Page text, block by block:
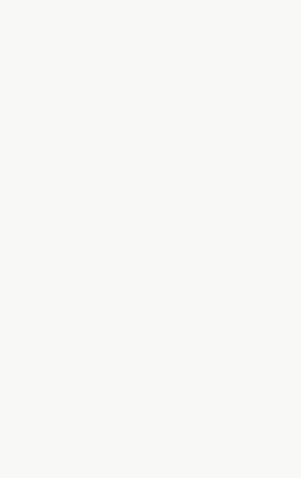
Конечно же, многие
искала копию, а
В то же время в
—